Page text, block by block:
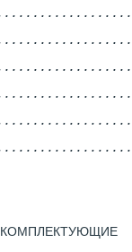
КОМПЛЕКТУЮЩИЕ